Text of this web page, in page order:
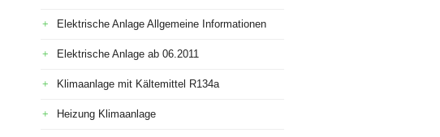
Elektrische Anlage Allgemeine Informationen
Elektrische Anlage ab 06.2011
Klimaanlage mit Kältemittel R134a
Heizung Klimaanlage